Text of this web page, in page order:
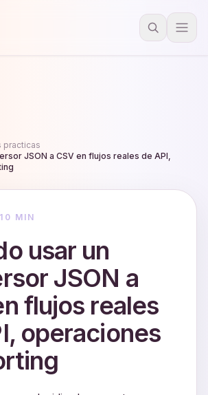
practicas
JSON a CSV en flujos reales de API,
10 MIN
usar un
JSON a
flujos reales
operaciones